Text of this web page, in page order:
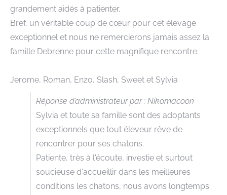
grandement aidés à patienter.
Bref, un véritable coup de cœur pour cet élevage
exceptionnel et nous ne remercierons jamais assez la
famille Debrenne pour cette magnifique rencontre.
Jerome, Roman, Enzo, Slash, Sweet et Sylvia
Réponse d’administrateur par : Nikomacoon
Sylvia et toute sa famille sont des adoptants
exceptionnels que tout éleveur rêve de
rencontrer pour ses chatons.
Patiente, très à l'écoute, investie et surtout
soucieuse d'accueillir dans les meilleures
conditions les chatons, nous avons longtemps